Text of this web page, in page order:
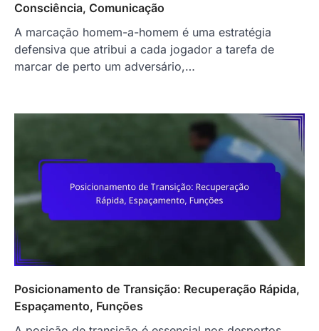
Consciência, Comunicação
A marcação homem-a-homem é uma estratégia
defensiva que atribui a cada jogador a tarefa de
marcar de perto um adversário,…
Posicionamento de Transição: Recuperação Rápida,
Espaçamento, Funções